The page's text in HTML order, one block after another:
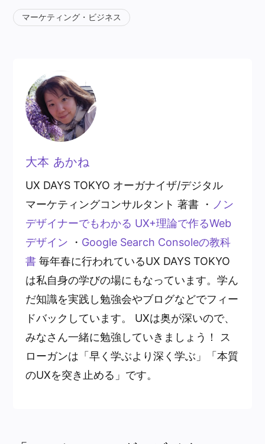
マーケティング・ビジネス
大本 あかね
UX DAYS TOKYO オーガナイザ/デジタル
マーケティングコンサルタント 著書 ・ ノン
デザイナーでもわかる UX+理論で作るWeb
デザイン ・ Google Search Consoleの教科
書毎年春に行われているUX DAYS TOKYO
は私自身の学びの場にもなっています。学ん
だ知識を実践し勉強会やブログなどでフィー
ドバックしています。 UXは奥が深いので、
みなさん一緒に勉強していきましょう！ ス
ローガンは「早く学ぶより深く学ぶ」「本質
のUXを突き止める」です。